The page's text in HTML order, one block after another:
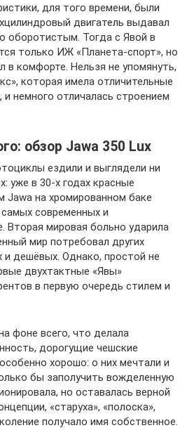
для того времени, были
двигатель выдавал
оборотистым. Тогда с Явой в
только ИЖ «Планета-спорт», но
в комфорте. Нельзя не упомянуть,
которая имела отличительные
немного отличалась строением
обзор Jawa 350 Lux
ездили и выглядели ни
уже в 30-х годах красные
на хромированном баке
современных и
Вторая мировая больно ударила
мир потребовал других
дешёвых. Однако, простой не
двухтактные «Явы»
в первую очередь стилем и
фоне всего, что делала
дорогущие чешские
хорошо: о них мечтали и
бы заполучить вожделенную
но оставалась верной
«старуха», «полоска»,
получало имя собственное.